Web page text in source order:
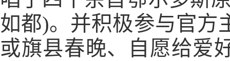
如都)。并积极参与官方
或旗县春晚、自愿给爱